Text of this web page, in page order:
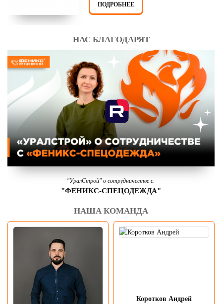
ПОДРОБНЕЕ
НАС БЛАГОДАРЯТ
"УралСтрой" о сотрудничестве с:
"ФЕНИКС-СПЕЦОДЕЖДА"
НАША КОМАНДА
Коротков Андрей